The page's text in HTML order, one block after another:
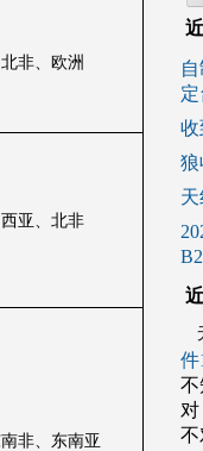
非、欧洲
亚、北非
非、东南亚
收
狼
天
件
不
不